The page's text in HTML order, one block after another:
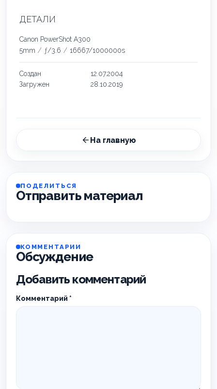
ДЕТАЛИ
Canon PowerShot A300
5mm / ƒ/3.6 / 16667/1000000s
Создан
12.07.2004
Загружен
28.10.2019
На главную
ПОДЕЛИТЬСЯ
Отправить материал
КОММЕНТАРИИ
Обсуждение
Добавить комментарий
Комментарий *